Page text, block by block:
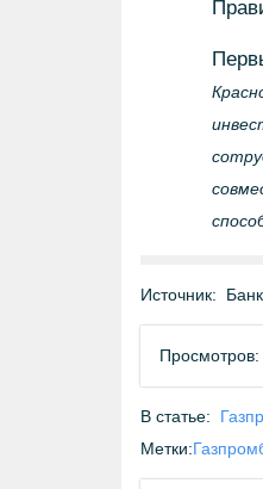
Источник:
В статье:
Метки: